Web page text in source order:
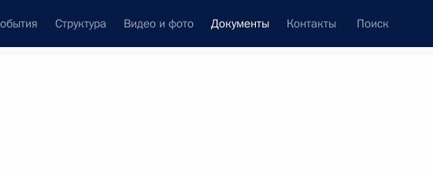
Структура Видео и фото Документы Контакты Поиск